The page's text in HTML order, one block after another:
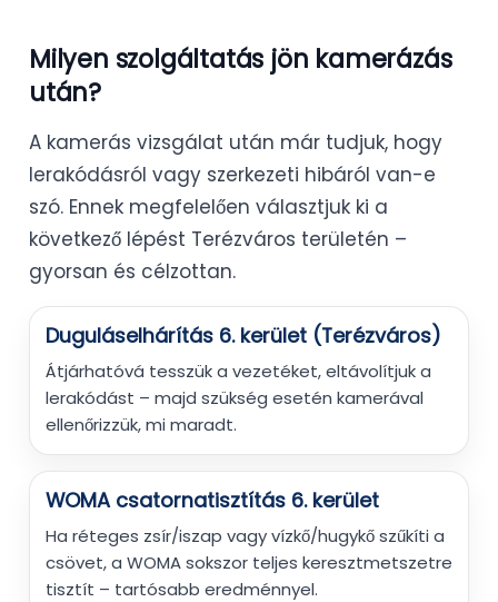
Milyen szolgáltatás jön kamerázás
után?
A kamerás vizsgálat után már tudjuk, hogy
lerakódásról vagy szerkezeti hibáról van-e
szó. Ennek megfelelően választjuk ki a
következő lépést Terézváros területén –
gyorsan és célzottan.
Duguláselhárítás 6. kerület (Terézváros)
Átjárhatóvá tesszük a vezetéket, eltávolítjuk a
lerakódást – majd szükség esetén kamerával
ellenőrizzük, mi maradt.
WOMA csatornatisztítás 6. kerület
Ha réteges zsír/iszap vagy vízkő/hugykő szűkíti a
csövet, a WOMA sokszor teljes keresztmetszetre
tisztít – tartósabb eredménnyel.